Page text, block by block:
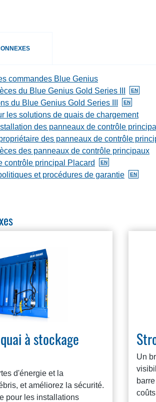
commandes Blue Genius
du Blue Genius Gold Series III
EN
du Blue Genius Gold Series III EN
les solutions de quais de chargement
des panneaux de contrôle
des panneaux de contrôle
des panneaux de contrôle principaux
contrôle principal Placard
EN
et procédures de garantie EN
à stockage
d'énergie et la
et améliorez la sécurité.
pour les installations
Un